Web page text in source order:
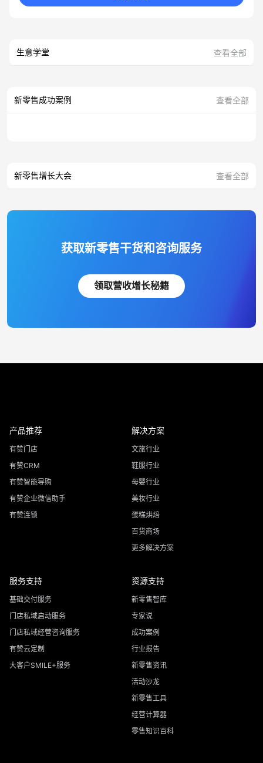
生意学堂 查看全部
新零售成功案例 查看全部
新零售增长大会 查看全部
获取新零售干货和咨询服务
领取营收增长秘籍
产品推荐
有赞门店
有赞CRM
有赞智能导购
有赞企业微信助手
有赞连锁
解决方案
文旅行业
鞋服行业
母婴行业
美妆行业
蛋糕烘焙
百货商场
更多解决方案
服务支持
基础交付服务
门店私域启动服务
门店私域经营咨询服务
有赞云定制
大客户SMILE+服务
资源支持
新零售智库
专家说
成功案例
行业报告
新零售资讯
活动沙龙
新零售工具
经营计算器
零售知识百科